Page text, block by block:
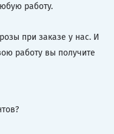
работу.
при заказе у нас. И
работу вы получите